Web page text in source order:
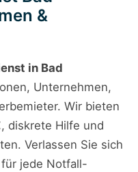
&
in Bad
Unternehmen,
Wir bieten
, diskrete Hilfe und
Verlassen Sie sich
jede Notfall-